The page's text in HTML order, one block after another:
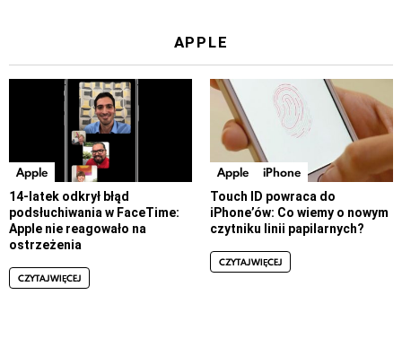
APPLE
Apple
14-latek odkrył błąd
podsłuchiwania w FaceTime:
Apple nie reagowało na
ostrzeżenia
CZYTAJ WIĘCEJ
Apple iPhone
Touch ID powraca do
iPhone’ów: Co wiemy o nowym
czytniku linii papilarnych?
CZYTAJ WIĘCEJ